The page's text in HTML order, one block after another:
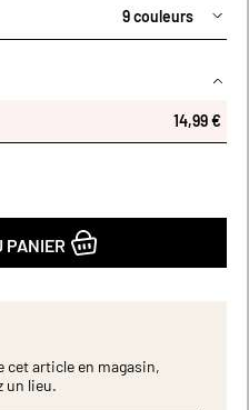
aux lavages
en plusieurs coloris
Dimensions (cm) : H100 x
9 couleurs
14,99 €
PANIER
article en magasin,
un lieu.